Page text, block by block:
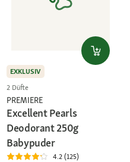
EXKLUSIV
2 Düfte
PREMIERE
Excellent Pearls
Deodorant 250g
Babypuder
4.2 (125)